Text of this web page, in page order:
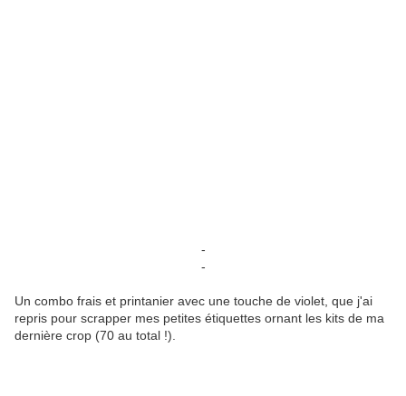
-
-
Un combo frais et printanier avec une touche de violet, que j'ai
repris pour scrapper mes petites étiquettes ornant les kits de ma
dernière crop (70 au total !).